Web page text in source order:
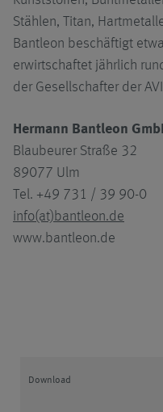
Stählen, Titan,
Bantleon beschäftigt
erwirtschaftet jährlich
der Gesellschafter der
Hermann Bantleon
Blaubeurer Straße 32
89077 Ulm
Tel. +49 731 / 39 90-0
info(at)bantleon.de
www.bantleon.de
Download